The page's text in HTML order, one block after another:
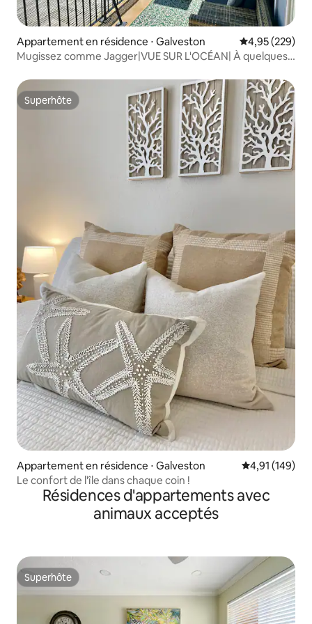
Appartement en résidence ⋅ Galveston Évaluation
4,95 (229)
Mugissez comme Jagger|VUE SUR L'OCÉAN| À quelques
Superhôte
Superhôte
Appartement en résidence ⋅ Galveston Évaluation
4,91 (149)
Le confort de l'île dans chaque coin !
Résidences d'appartements avec
animaux acceptés
Superhôte
Superhôte